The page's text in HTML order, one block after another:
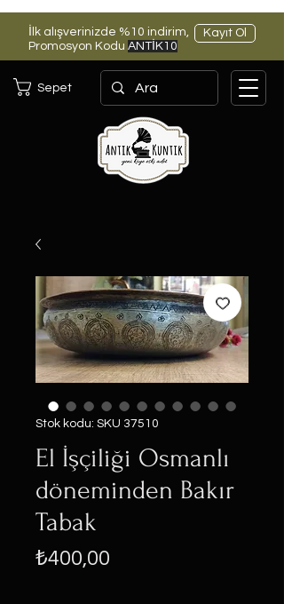
İlk alışverinizde %10 indirim,
Promosyon Kodu ANTİK10
Kayıt Ol
Sepet
Stok kodu: SKU 37510
El İşçiliği Osmanlı
döneminden Bakır
Tabak
₺400,00